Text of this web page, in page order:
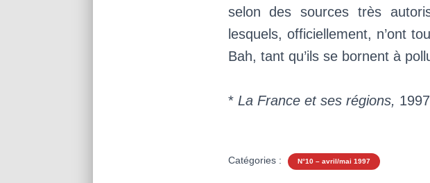
selon des sources très
lesquels, officiellement, n’ont
Bah, tant qu’ils se bornent à
* La France et ses régions,
Catégories : N°10 – avril/mai 1997